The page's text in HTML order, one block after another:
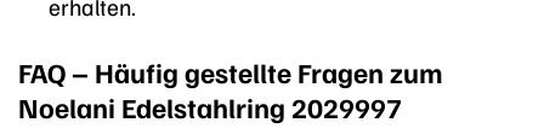
erhalten.
FAQ – Häufig gestellte Fragen zum
Noelani Edelstahlring 2029997